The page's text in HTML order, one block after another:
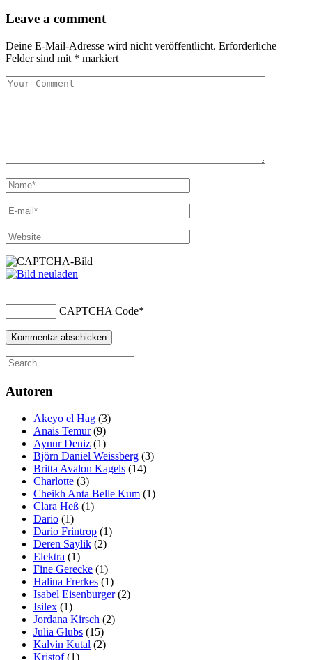
Leave a comment
Deine E-Mail-Adresse wird nicht veröffentlicht. Erforderliche
Felder sind mit * markiert
CAPTCHA Code*
Autoren
Akeyo el Hag (3)
Anais Temur(9)
Aynur Deniz (1)
Björn Daniel Weissberg (3)
Britta Avalon Kagels (14)
Charlotte (3)
Cheikh Anta Belle Kum (1)
Clara Heß (1)
Dario (1)
Dario Frintrop (1)
Deren Saylik (2)
Elektra (1)
Fine Gerecke (1)
Halina Frerkes (1)
Isabel Eisenburger(2)
Isilex (1)
Jordana Kirsch (2)
Julia Glubs (15)
Kalvin Kutal (2)
Kristof(1)